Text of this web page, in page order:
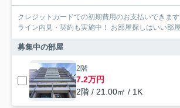
クレジットカードでの初期費用のお支払いできま
ライン内見・契約も実施中！ お部屋探しはいい部
募集中の部屋
2階
7.2万円
2階 / 21.00㎡ / 1K